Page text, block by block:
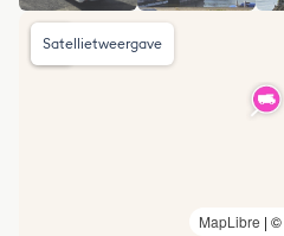
MapLibre | ©
Satellietweergave